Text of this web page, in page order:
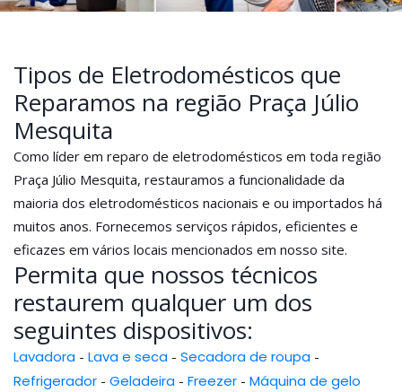
Tipos de Eletrodomésticos que
Reparamos na região Praça Júlio
Mesquita
Como líder em reparo de eletrodomésticos em toda região
Praça Júlio Mesquita, restauramos a funcionalidade da
maioria dos eletrodomésticos nacionais e ou importados há
muitos anos. Fornecemos serviços rápidos, eficientes e
eficazes em vários locais mencionados em nosso site.
Permita que nossos técnicos
restaurem qualquer um dos
seguintes dispositivos:
Lavadora - Lava e seca - Secadora de roupa -
Refrigerador - Geladeira - Freezer - Máquina de gelo